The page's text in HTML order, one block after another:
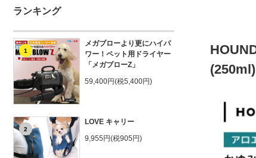
ランキング
1
メガブローより更にハイパ
ワー！ペット用ドライヤー
「メガブローZ」
59,400円(税5,400円)
2
LOVE キャリー
9,955円(税905円)
(250ml)